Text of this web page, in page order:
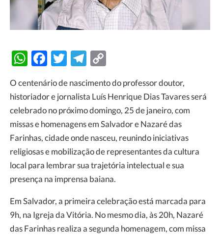
WhatsApp
Facebook
TwitterTelegram
O centenário de nascimento do professor doutor,
historiador e jornalista Luís Henrique Dias Tavares será
celebrado no próximo domingo, 25 de janeiro, com
missas e homenagens em Salvador e Nazaré das
Farinhas, cidade onde nasceu, reunindo iniciativas
religiosas e mobilização de representantes da cultura
local para lembrar sua trajetória intelectual e sua
presença na imprensa baiana.
Em Salvador, a primeira celebração está marcada para
9h, na Igreja da Vitória. No mesmo dia, às 20h, Nazaré
das Farinhas realiza a segunda homenagem, com missa